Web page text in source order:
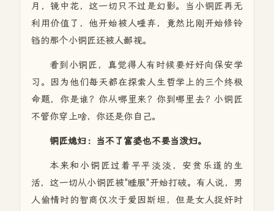
月，镜中花，这一切只不过是幻影。当小铜匠再无
利用价值了，他开始被人唾弃，竟然比刚开始修铃
铛的那个小铜匠还被人鄙视。
看到小铜匠，真觉得人有时候要好好向保安学
习。因为他们每天都在探索人生哲学上的三个终极
命题，你是谁？你从哪里来？你到哪里去？小铜匠
不管你穿上啥，你还是你自己。
铜匠媳妇：当不了富婆也不要当泼妇。
本来和小铜匠过着平平淡淡，安贫乐道的生
活，这一切从小铜匠被"睡服"开始打破。有人说，男
人偷情时的智商仅次于爱因斯坦，但是女人捉奸时